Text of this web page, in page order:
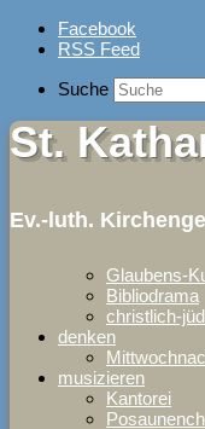
Skip
Facebook
RSS Feed
Suche
St.
Ev.-luth.
Glaubens-
Bibliodrama
christlich-
denken
musizieren
Kantorei